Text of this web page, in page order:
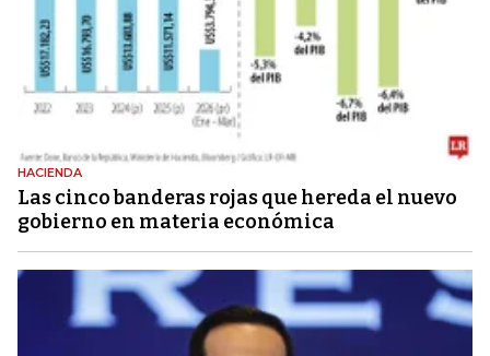
HACIENDA
Las cinco banderas rojas que hereda el nuevo
gobierno en materia económica